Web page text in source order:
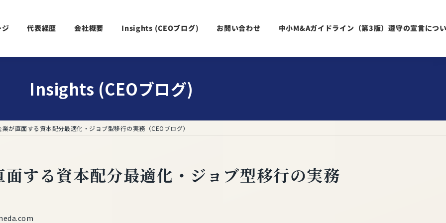
代表経歴 会社概要 Insights (CEOブログ) お問い合わせ 中小M&Aガイドライン（第3版）遵守の宣言につ
Insights (CEOブログ)
が直面する資本配分最適化・ジョブ型移行の実務（CEOブログ）
する資本配分最適化・ジョブ型移行の実務